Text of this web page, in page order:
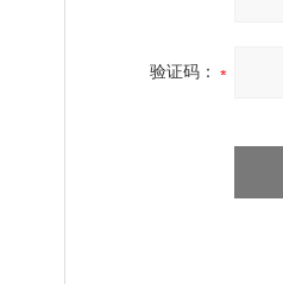
验证码：